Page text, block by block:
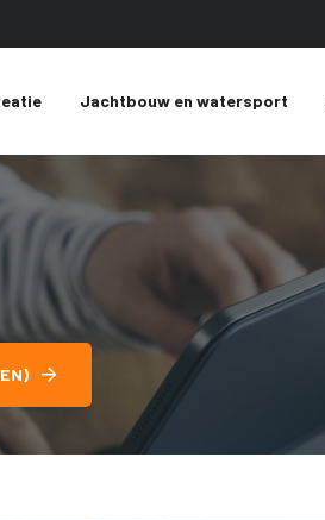
Jachtbouw en watersport